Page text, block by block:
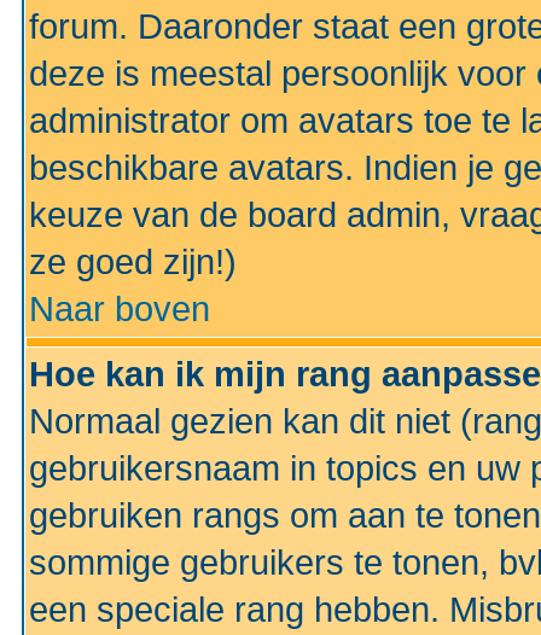
forum. Daaronder staat een
deze is meestal persoonlijk
administrator om avatars toe te
beschikbare avatars. Indien je
keuze van de board admin,
ze goed zijn!)
Naar boven
Hoe kan ik mijn rang
Normaal gezien kan dit niet
gebruikersnaam in topics en uw
gebruiken rangs om aan te
sommige gebruikers te tonen,
een speciale rang hebben.